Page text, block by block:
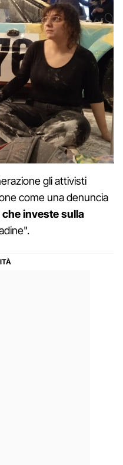
gli attivisti
come una denuncia
che investe sulla